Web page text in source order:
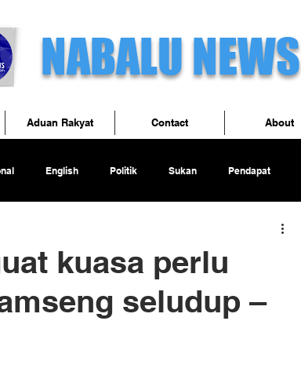
NABALU NEWS
English Politik Sukan Pendapat
kuasa perlu
seludup –
Aduan Rakyat Contact About